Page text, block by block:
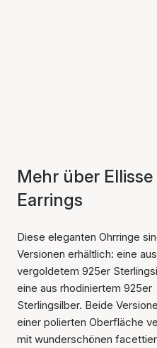
Mehr über
Earrings
Diese eleganten Ohrringe
Versionen erhältlich: eine
vergoldetem 925er
eine aus rhodiniertem 925er
Sterlingsilber. Beide
einer polierten Oberfläche
mit wunderschönen